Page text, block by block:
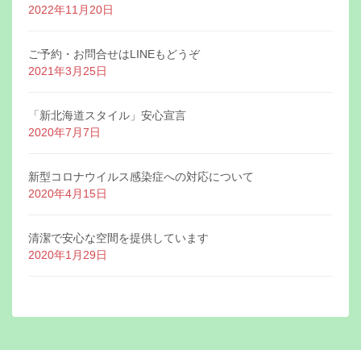
2022年11月20日
ご予約・お問合せはLINEもどうぞ
2021年3月25日
「新北海道スタイル」安心宣言
2020年7月7日
新型コロナウイルス感染症への対応について
2020年4月15日
清潔で安心な空間を提供しています
2020年1月29日